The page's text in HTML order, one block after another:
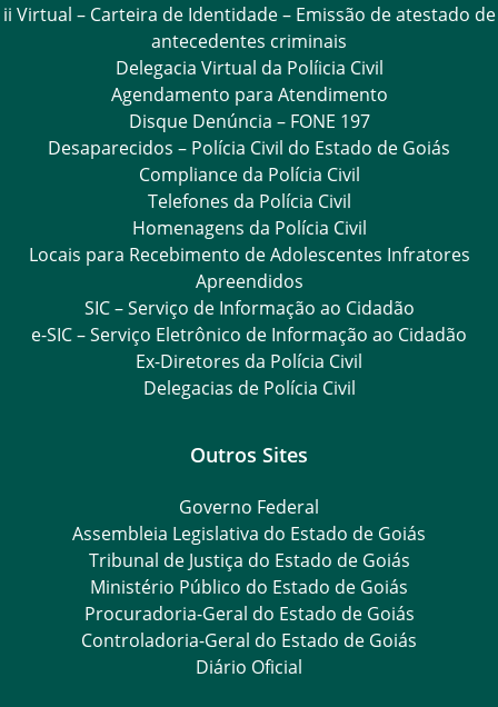
ii Virtual – Carteira de Identidade – Emissão de atestado de
antecedentes criminais
Delegacia Virtual da Políicia Civil
Agendamento para Atendimento
Disque Denúncia – FONE 197
Desaparecidos – Polícia Civil do Estado de Goiás
Compliance da Polícia Civil
Telefones da Polícia Civil
Homenagens da Polícia Civil
Locais para Recebimento de Adolescentes Infratores
Apreendidos
SIC – Serviço de Informação ao Cidadão
e-SIC – Serviço Eletrônico de Informação ao Cidadão
Ex-Diretores da Polícia Civil
Delegacias de Polícia Civil
Outros Sites
Governo Federal
Assembleia Legislativa do Estado de Goiás
Tribunal de Justiça do Estado de Goiás
Ministério Público do Estado de Goiás
Procuradoria-Geral do Estado de Goiás
Controladoria-Geral do Estado de Goiás
Diário Oficial